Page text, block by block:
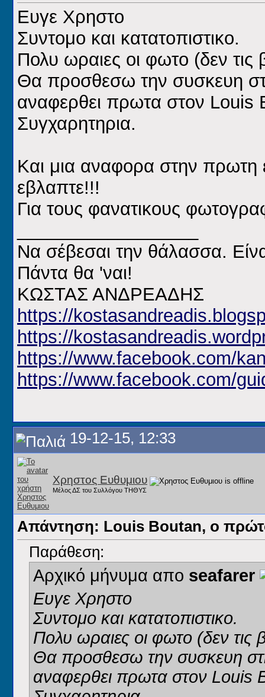
Ευγε Χρηστο
Συντομο και κατατοπιστικο.
Πολυ ωραιες οι φωτο (δεν τις
Θα προσθεσω την συσκευη
αναφερθει πρωτα στον Louis
Συγχαρητηρια.
Και μια αναφορα στην
εβλαπτε!!!
Για τους φανατικους
Να σέβεσαι την θάλασσα.
Πάντα θα 'ναι!
ΚΩΣΤΑΣ ΑΝΔΡΕΑΔΗΣ
https://
https://
https://www.facebook.com/
https://www.facebook.com/
19-12-15, 12:33
Χρηστος Ευθυμιου
Μέλος ΔΣ του Συλλόγου ΤΗΘΥΣ
Απάντηση: Louis Boutan, ο
Παράθεση:
Αρχικό μήνυμα απο seafarer
Ευγε Χρηστο
Συντομο και κατατοπιστικο.
Πολυ ωραιες οι φωτο (δεν τις
Θα προσθεσω την συσκευη
αναφερθει πρωτα στον Louis